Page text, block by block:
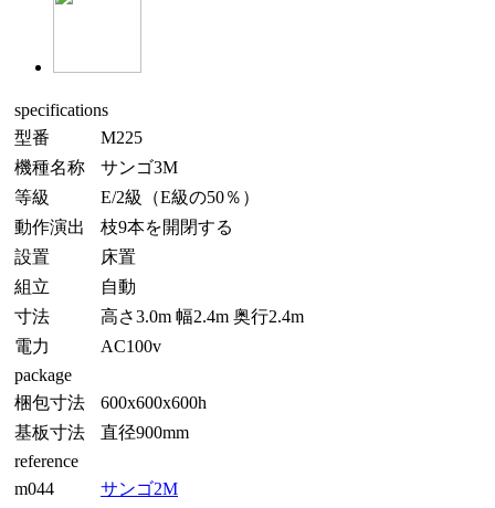
specifications
型番
M225
機種名称
サンゴ3M
等級
E/2級（E級の50％）
動作演出
枝9本を開閉する
設置
床置
組立
自動
寸法
高さ3.0m 幅2.4m 奥行2.4m
電力
AC100v
package
梱包寸法
600x600x600h
基板寸法
直径900mm
reference
m044
サンゴ2M